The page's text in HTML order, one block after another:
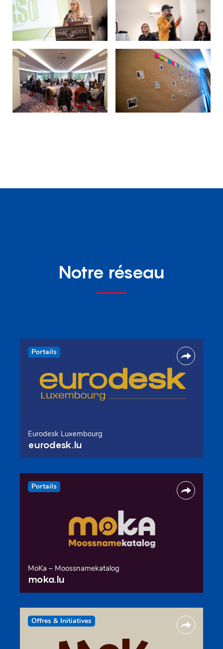
Notre réseau
Portails
Eurodesk Luxembourg
eurodesk.lu
Portails
MoKa – Moossnamekatalog
moka.lu
Offres & Initiatives